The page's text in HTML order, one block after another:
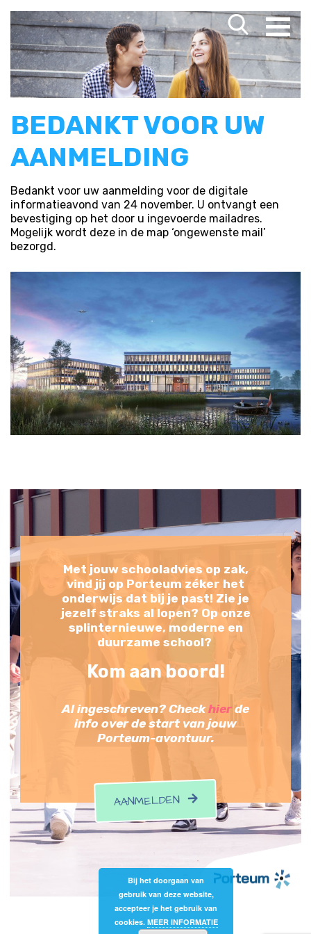
BEDANKT VOOR UW
AANMELDING
Bedankt voor uw aanmelding voor de digitale
informatieavond van 24 november. U ontvangt een
bevestiging op het door u ingevoerde mailadres.
Mogelijk wordt deze in de map ‘ongewenste mail’
bezorgd.
Met jouw schooladvies op zak,
vind jij op Porteum zéker het
onderwijs dat bij je past! Zie je
jezelf straks al lopen? Op onze
splinternieuwe, moderne en
duurzame school?
Kom aan boord!
Al ingeschreven? Checkhierde
info over de start van jouw
Porteum-avontuur.
AANMELDEN
Bij het doorgaan van
gebruik van deze website,
accepteer je het gebruik van
cookies. MEER INFORMATIE